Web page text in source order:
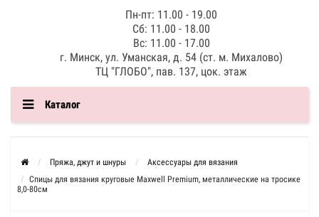
Пн-пт: 11.00 - 19.00
Сб: 11.00 - 18.00
Вс: 11.00 - 17.00
г. Минск, ул. Уманская, д. 54 (ст. м. Михалово)
ТЦ "ГЛОБО", пав. 137, цок. этаж
Каталог
Пряжа, джут и шнуры
Аксессуары для вязания
Спицы для вязания круговые Maxwell Premium, металлические на тросике
8,0-80см